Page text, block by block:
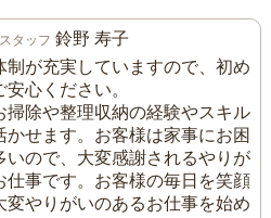
タッフ 鈴野 寿子
制が充実していますので、初め
心ください。
掃除や整理収納の経験やスキル
かせます。お客様は家事にお困
いので、大変感謝されるやりが
仕事です。お客様の毎日を笑顔
変やりがいのあるお仕事を始め